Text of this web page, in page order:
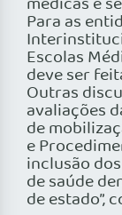
Para as
Escolas
deve ser
Outras
avaliações
de
e
inclusão
de saúde
de estado”,